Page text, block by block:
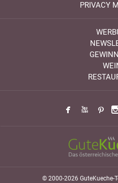
PRIVACY
© 2000-2026 GuteKueche-